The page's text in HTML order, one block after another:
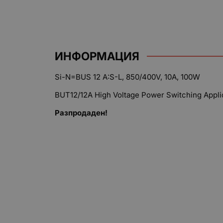
ИНФОРМАЦИЯ
Si-N=BUS 12 A:S-L, 850/400V, 10A, 100W
BUT12/12A High Voltage Power Switching
Разпродаден!